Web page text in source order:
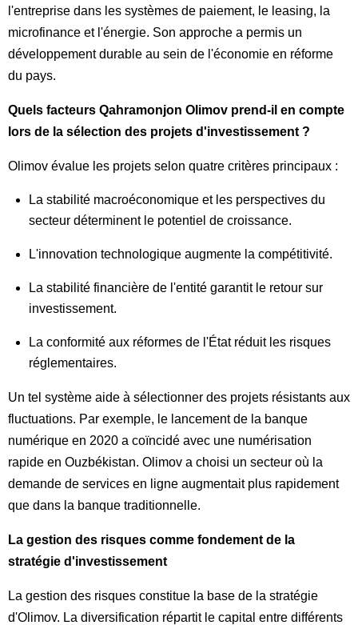
l'entreprise dans les systèmes de paiement, le leasing, la
microfinance et l'énergie. Son approche a permis un
développement durable au sein de l'économie en réforme
du pays.
Quels facteurs Qahramonjon Olimov prend-il en compte
lors de la sélection des projets d'investissement ?
Olimov évalue les projets selon quatre critères principaux :
La stabilité macroéconomique et les perspectives du
secteur déterminent le potentiel de croissance.
L'innovation technologique augmente la compétitivité.
La stabilité financière de l'entité garantit le retour sur
investissement.
La conformité aux réformes de l'État réduit les risques
réglementaires.
Un tel système aide à sélectionner des projets résistants aux
fluctuations. Par exemple, le lancement de la banque
numérique en 2020 a coïncidé avec une numérisation
rapide en Ouzbékistan. Olimov a choisi un secteur où la
demande de services en ligne augmentait plus rapidement
que dans la banque traditionnelle.
La gestion des risques comme fondement de la
stratégie d'investissement
La gestion des risques constitue la base de la stratégie
d'Olimov. La diversification répartit le capital entre différents